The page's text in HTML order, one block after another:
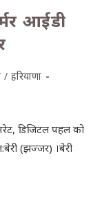
आईडी
/ हरियाणा
डिजिटल पहल को
(झज्जर) ।बेरी